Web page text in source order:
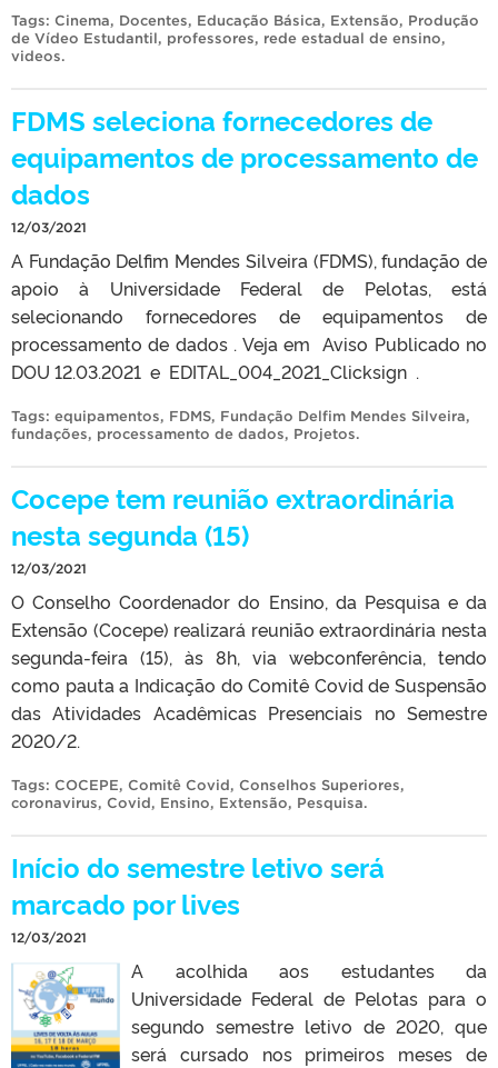
Tags: Cinema, Docentes, Educação Básica, Extensão, Produção
de Vídeo Estudantil, professores, rede estadual de ensino,
videos.
FDMS seleciona fornecedores de
equipamentos de processamento de
dados
12/03/2021
A Fundação Delfim Mendes Silveira (FDMS), fundação de
apoio à Universidade Federal de Pelotas, está
selecionando fornecedores de equipamentos de
processamento de dados . Veja em Aviso Publicado no
DOU 12.03.2021 e EDITAL_004_2021_Clicksign .
Tags: equipamentos, FDMS, Fundação Delfim Mendes Silveira,
fundações, processamento de dados, Projetos.
Cocepe tem reunião extraordinária
nesta segunda (15)
12/03/2021
O Conselho Coordenador do Ensino, da Pesquisa e da
Extensão (Cocepe) realizará reunião extraordinária nesta
segunda-feira (15), às 8h, via webconferência, tendo
como pauta a Indicação do Comitê Covid de Suspensão
das Atividades Acadêmicas Presenciais no Semestre
2020/2.
Tags: COCEPE, Comitê Covid, Conselhos Superiores,
coronavirus, Covid, Ensino, Extensão, Pesquisa.
Início do semestre letivo será
marcado por lives
12/03/2021
A acolhida aos estudantes da
Universidade Federal de Pelotas para o
segundo semestre letivo de 2020, que
será cursado nos primeiros meses de